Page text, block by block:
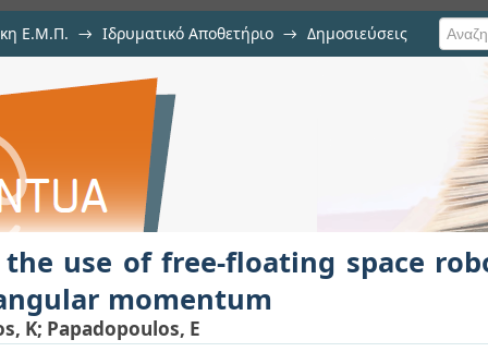
Ε.Μ.Π. → Ιδρυματικό Αποθετήριο → Δημοσιεύσεις
floating space robots in the
the use of free-floating space
momentum
K; Papadopoulos, E